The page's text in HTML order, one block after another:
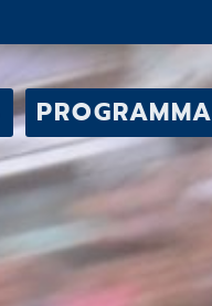
PROGRAMMA